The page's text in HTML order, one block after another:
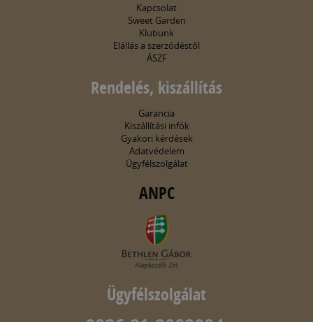
Kapcsolat
Sweet Garden
Klubunk
Elállás a szerződéstől
ÁSZF
Rendelés, kiszállítás
Garancia
Kiszállítási infók
Gyakori kérdések
Adatvédelem
Ügyfélszolgálat
ANPC
Ügyfélszolgálat